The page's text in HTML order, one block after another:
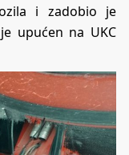
i zadobio je
upućen na UKC